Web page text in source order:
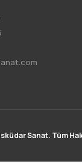
Sanat. Tüm